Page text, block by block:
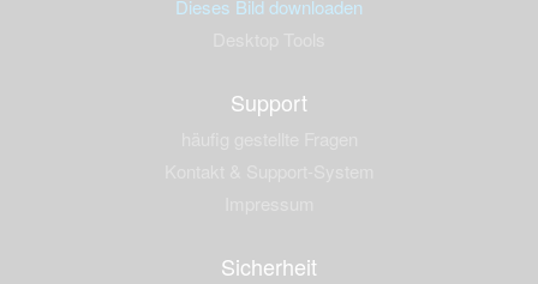
Dieses Bild downloaden
Support
Sicherheit